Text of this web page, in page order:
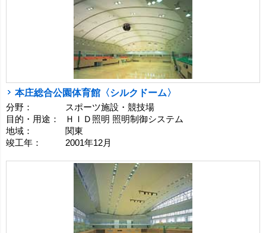
本庄総合公園体育館〈シルクドーム〉
分野：
スポーツ施設・競技場
目的・用途：
ＨＩＤ照明 照明制御システム
地域：
関東
竣工年：
2001年12月